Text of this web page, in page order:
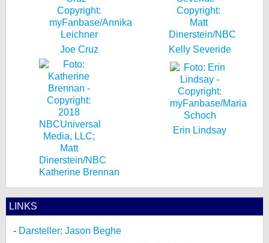
Joe Cruz Kelly Severide
Katherine Brennan
Erin Lindsay
LINKS
Darsteller: Jason Beghe